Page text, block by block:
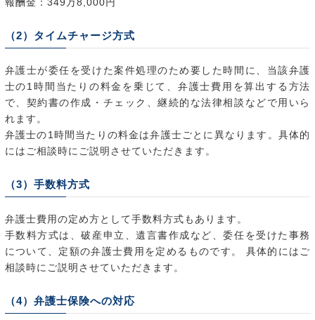
（2）タイムチャージ方式
弁護士が委任を受けた案件処理のため要した時間に、当該弁護
士の1時間当たりの料金を乗じて、弁護士費用を算出する方法
で、契約書の作成・チェック、継続的な法律相談などで用いら
れます。
弁護士の1時間当たりの料金は弁護士ごとに異なります。具体的
にはご相談時にご説明させていただきます。
（3）手数料方式
弁護士費用の定め方として手数料方式もあります。
手数料方式は、破産申立、遺言書作成など、委任を受けた事務
について、定額の弁護士費用を定めるものです。 具体的にはご
相談時にご説明させていただきます。
（4）弁護士保険への対応